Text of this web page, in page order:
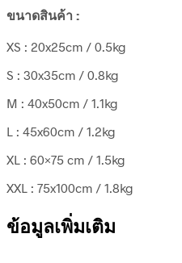
ขนาดสินค้า :
XS : 20x25cm / 0.5kg
S : 30x35cm / 0.8kg
M : 40x50cm / 1.1kg
L : 45x60cm / 1.2kg
XL : 60×75 cm / 1.5kg
XXL : 75x100cm / 1.8kg
ข้อมูลเพิ่มเติม